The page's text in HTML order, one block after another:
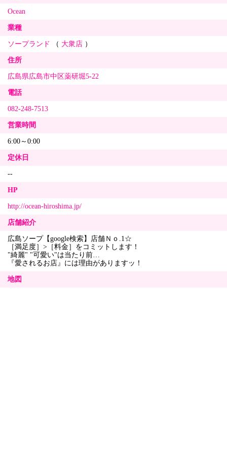
Ocean
業種
ソープランド （ 大衆店 ）
住所
広島県広島市中区薬研堀5-22
電話
082-248-7513
営業時間
6:00～0:00
定休日
--
HP
http://ocean-hiroshima.jp/
店舗紹介
広島ソープ【google検索】店舗Ｎｏ.1☆
［満足度］>［料金］をコミットします！
"綺麗" "可愛い"は当たり前…
『愛されるお店』には理由がありますッ！
地図